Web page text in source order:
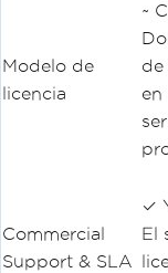
Modelo de
licencia
~
de
en
Commercial
Support & SLA
✓
El